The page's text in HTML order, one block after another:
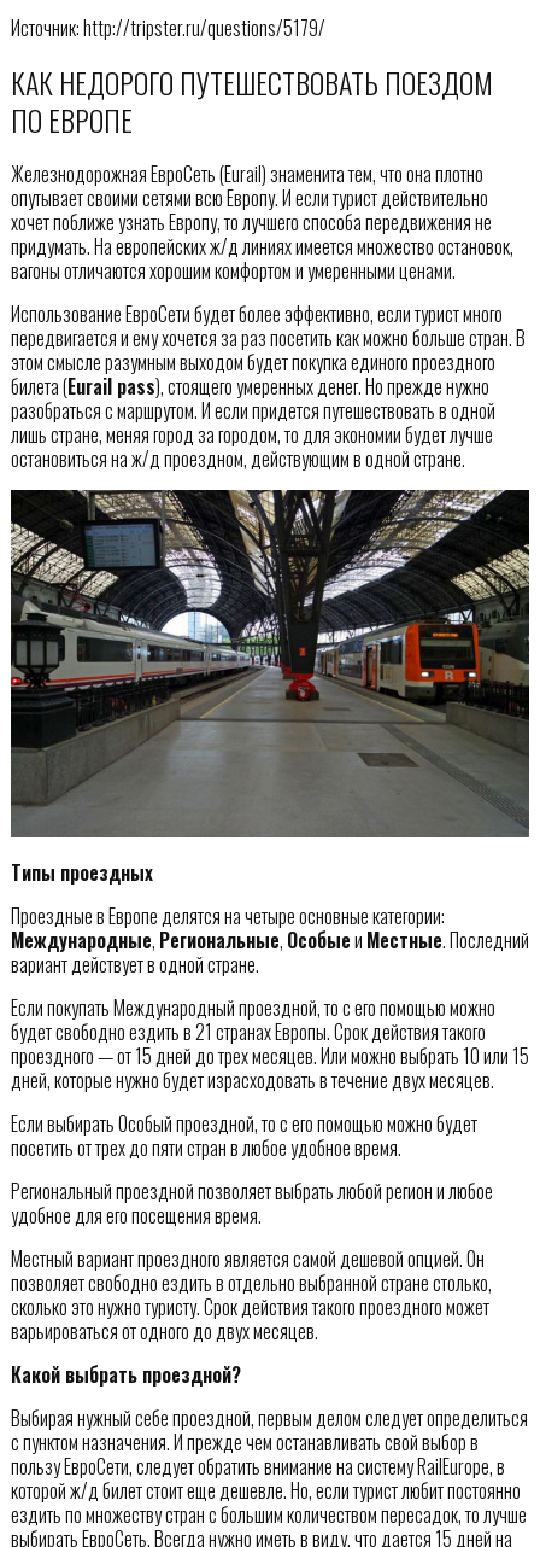
Источник: http://tripster.ru/questions/5179/
КАК НЕДОРОГО ПУТЕШЕСТВОВАТЬ ПОЕЗДОМ
ПО ЕВРОПЕ
Железнодорожная ЕвроСеть (Eurail) знаменита тем, что она плотно
опутывает своими сетями всю Европу. И если турист действительно
хочет поближе узнать Европу, то лучшего способа передвижения не
придумать. На европейских ж/д линиях имеется множество остановок,
вагоны отличаются хорошим комфортом и умеренными ценами.
Использование ЕвроСети будет более эффективно, если турист много
передвигается и ему хочется за раз посетить как можно больше стран. В
этом смысле разумным выходом будет покупка единого проездного
билета (Eurail pass), стоящего умеренных денег. Но прежде нужно
разобраться с маршрутом. И если придется путешествовать в одной
лишь стране, меняя город за городом, то для экономии будет лучше
остановиться на ж/д проездном, действующим в одной стране.
Типы проездных
Проездные в Европе делятся на четыре основные категории:
Международные, Региональные, Особыеи Местные. Последний
вариант действует в одной стране.
Если покупать Международный проездной, то с его помощью можно
будет свободно ездить в 21 странах Европы. Срок действия такого
проездного — от 15 дней до трех месяцев. Или можно выбрать 10 или 15
дней, которые нужно будет израсходовать в течение двух месяцев.
Если выбирать Особый проездной, то с его помощью можно будет
посетить от трех до пяти стран в любое удобное время.
Региональный проездной позволяет выбрать любой регион и любое
удобное для его посещения время.
Местный вариант проездного является самой дешевой опцией. Он
позволяет свободно ездить в отдельно выбранной стране столько,
сколько это нужно туристу. Срок действия такого проездного может
варьироваться от одного до двух месяцев.
Какой выбрать проездной?
Выбирая нужный себе проездной, первым делом следует определиться
с пунктом назначения. И прежде чем останавливать свой выбор в
пользу ЕвроСети, следует обратить внимание на систему RailEurope, в
которой ж/д билет стоит еще дешевле. Но, если турист любит постоянно
ездить по множеству стран с большим количеством пересадок, то лучше
выбирать ЕвроСеть. Всегда нужно иметь в виду, что дается 15 дней на